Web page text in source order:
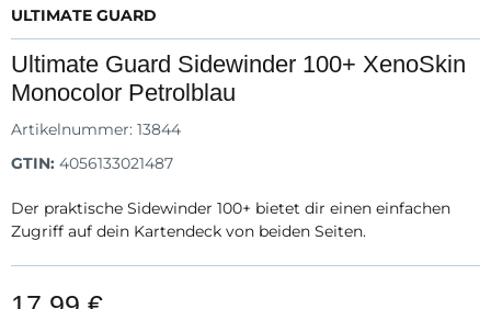
ULTIMATE GUARD
Ultimate Guard Sidewinder 100+ XenoSkin
Monocolor Petrolblau
Artikelnummer: 13844
GTIN: 4056133021487
Der praktische Sidewinder 100+ bietet dir einen einfachen
Zugriff auf dein Kartendeck von beiden Seiten.